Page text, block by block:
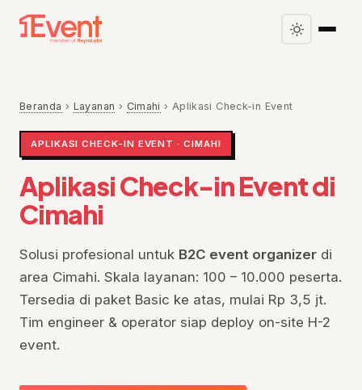
Beranda › Layanan › Cimahi › Aplikasi Check-in Event
APLIKASI CHECK-IN EVENT · CIMAHI
Aplikasi Check-in Event di
Cimahi
Solusi profesional untuk B2C event organizer di
area Cimahi. Skala layanan: 100 – 10.000 peserta.
Tersedia di paket Basic ke atas, mulai Rp 3,5 jt.
Tim engineer & operator siap deploy on-site H-2
event.